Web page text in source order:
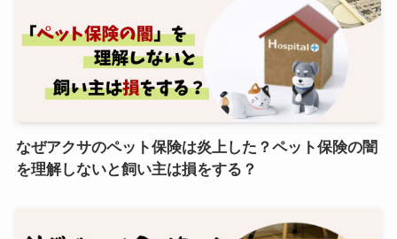
なぜアクサのペット保険は炎上した？ペット保険の闇
を理解しないと飼い主は損をする？